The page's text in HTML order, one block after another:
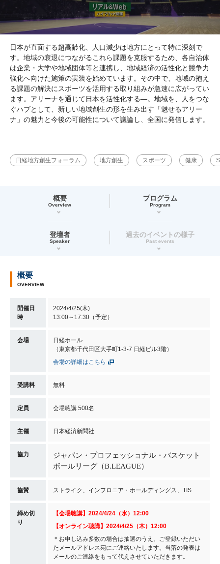
日本が直面する超高齢化、人口減少は地方にとって特に深刻で
す。地域の衰退につながるこれら課題を克服するため、各自治体
は企業・大学や地域団体等と連携し、地域経済の活性化と競争力
強化へ向けた施策の実装を始めています。その中で、地域の抱え
る課題の解決にスポーツを活用する取り組みが急速に広がってい
ます。アリーナを通じて日本を活性化する―。地域を、人をつな
ぐハブとして、新しい地域創生の形を生み出す「魅せるアリー
ナ」の魅力と今後の可能性について議論し、全国に発信します。
日経地方創生フォーラム 地方創生 スポーツ 健康
概要
Overview
プログラム
Program
登壇者
Speaker
過去のイベントの様子
Past events
概要
OVERVIEW
開催日
時
2024/4/25(木)
13:00～17:30（予定）
会場
日経ホール
（東京都千代田区大手町1-3-7 日経ビル3階）
会場の詳細はこちら
受講料 無料
定員 会場聴講 500名
主催 日本経済新聞社
協力
ジャパン・プロフェッショナル・バスケット
ボールリーグ（B.LEAGUE）
協賛 ストライク、インフロニア・ホールディングス、TIS
締め切
り
【会場聴講】2024/4/24（水）12:00
【オンライン聴講】2024/4/25（木）12:00
＊お申し込み多数の場合は抽選のうえ、ご登録いただい
たメールアドレス宛にご連絡いたします。当落の発表は
メールのご連絡をもって代えさせていただきます。